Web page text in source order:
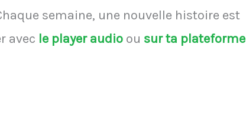
semaine, une nouvelle histoire est
avec le player audio ou sur ta plateforme